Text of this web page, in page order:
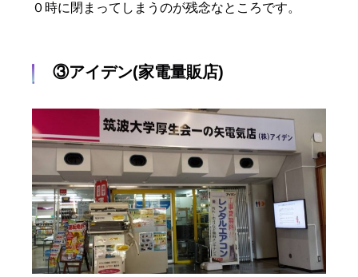
０時に閉まってしまうのが残念なところです。
③アイデン(家電量販店)